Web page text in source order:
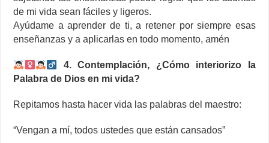
de mi vida sean fáciles y ligeros.
Ayúdame a aprender de ti, a retener por siempre esas
enseñanzas y a aplicarlas en todo momento, amén
4. Contemplación, ¿Cómo interiorizo la
Palabra de Dios en mi vida?
Repitamos hasta hacer vida las palabras del maestro:
“Vengan a mí, todos ustedes que están cansados”